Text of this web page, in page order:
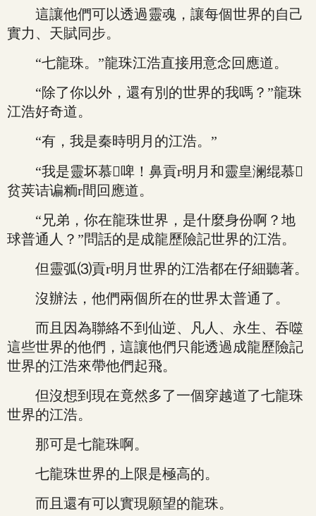
這讓他們可以透過靈魂，讓每個世界的自己
實力、天賦同步。
“七龍珠。”龍珠江浩直接用意念回應道。
“除了你以外，還有別的世界的我嗎？”龍珠
江浩好奇道。
“有，我是秦時明月的江浩。”
“我是靈坏慕啤！鼻貢r明月和靈皇澜绲慕
贫荚诘谝粫r間回應道。
“兄弟，你在龍珠世界，是什麼身份啊？地
球普通人？”問話的是成龍歷險記世界的江浩。
但靈弧⑶貢r明月世界的江浩都在仔細聽著。
沒辦法，他們兩個所在的世界太普通了。
而且因為聯絡不到仙逆、凡人、永生、吞噬
這些世界的他們，這讓他們只能透過成龍歷險記
世界的江浩來帶他們起飛。
但沒想到現在竟然多了一個穿越道了七龍珠
世界的江浩。
那可是七龍珠啊。
七龍珠世界的上限是極高的。
而且還有可以實現願望的龍珠。